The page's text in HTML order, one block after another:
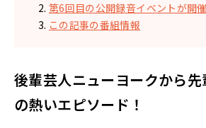
第6回目の公開録音イベントが開
この記事の番組情報
後輩芸人ニューヨークから
の熱いエピソード！